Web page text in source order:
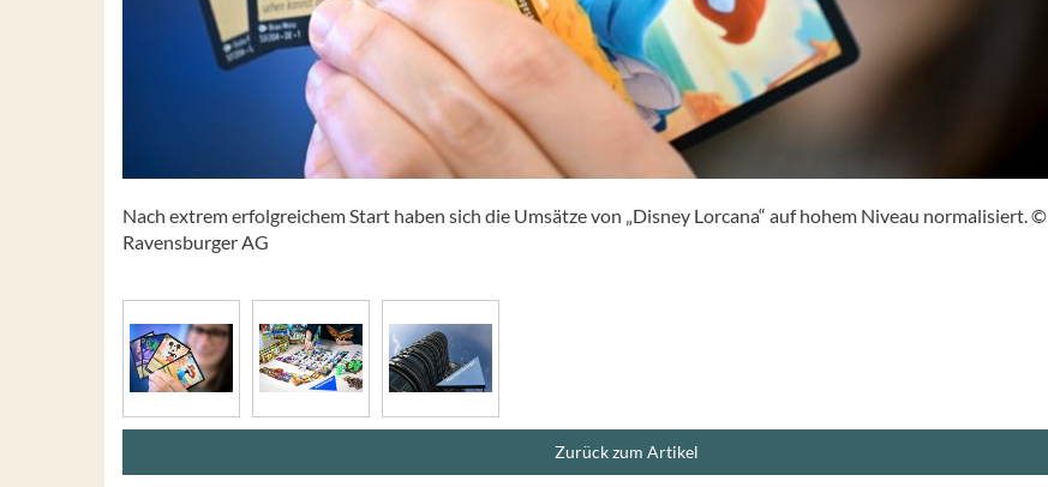
Nach extrem erfolgreichem Start haben sich die Umsätze von „Disney Lorcana“ auf hohem Niveau normalisiert. ©
Ravensburger AG
Zurück zum Artikel